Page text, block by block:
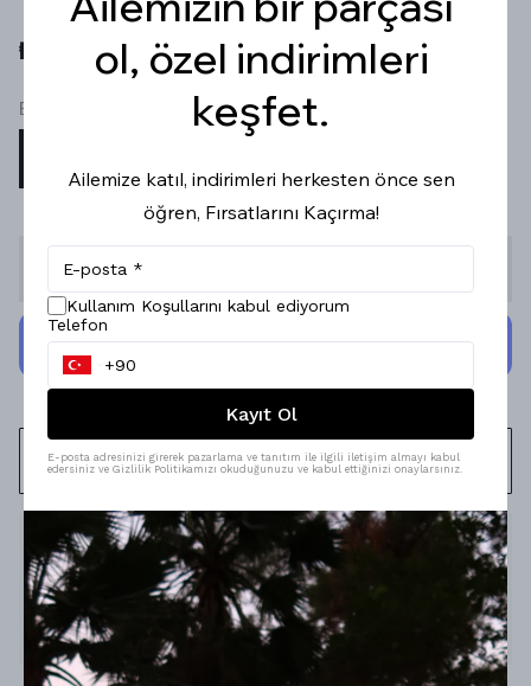
₺ 1,099.99
Beden
WHATSAPP
Ürün Açıklaması
Model Ölçüleri : 167cm/53kg
Modelin Beden : STANDART beden
Ürün İçeriği : -
Ürün Boyu : -
ol, özel indirimleri
keşfet.
Ailemize katıl, indirimleri herkesten önce sen
öğren, Fırsatlarını Kaçırma!
Kullanım Koşullarını kabul ediyorum
Telefon
Kayıt Ol
E-posta adresinizi girerek pazarlama ve tanıtım ile ilgili iletişim almayı kabul
edersiniz ve Gizlilik Politikamızı okuduğunuzu ve kabul ettiğinizi onaylarsınız.